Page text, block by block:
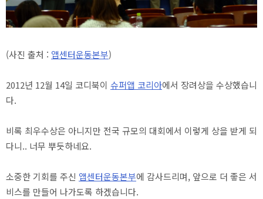
(사진 출처 : 앱센터운동본부)
2012년 12월 14일 코디북이 슈퍼앱 코리아에서 장려상을 수상했습니
다.
비록 최우수상은 아니지만 전국 규모의 대회에서 이렇게 상을 받게 되
다니.. 너무 뿌듯하네요.
소중한 기회를 주신 앱센터운동본부에 감사드리며, 앞으로 더 좋은 서
비스를 만들어 나가도록 하겠습니다.